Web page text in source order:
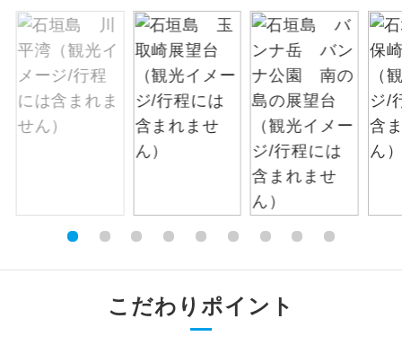
こだわりポイント
露天風呂
す。
大浴場 ご宿泊ホテルに大浴場が付いています。
全食事付き
全てのお食事が付いていますので、お食
事の心配はいりません。（機内食を除
く）
お部屋にてゆっくりとお召し上がりいた
トラベルイヤ
周りの音を気にせず、ガイドさんの説明
1名様催行
1名様から出発可能な個人型プランで
ご予約方法について
ウェブ限定コースとなりますので、コールセ
ンター及びカウンターでのお申し込みはでき
ません。